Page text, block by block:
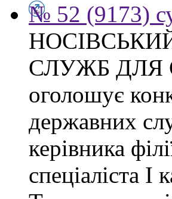
№ 52 (9173)
СЛУЖБ ДЛЯ
оголошує
державних
керівника
спеціаліста І